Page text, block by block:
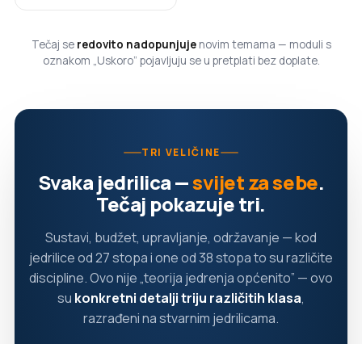
Tečaj se redovito nadopunjujenovim temama — moduli s
oznakom „Uskoro” pojavljuju se u pretplati bez doplate.
TRI VELIČINE
Svaka jedrilica —svijet za sebe.
Tečaj pokazuje tri.
Sustavi, budžet, upravljanje, održavanje — kod
jedrilice od 27 stopa i one od 38 stopa to su različite
discipline. Ovo nije „teorija jedrenja općenito” — ovo
su konkretni detalji triju različitih klasa,
razrađeni na stvarnim jedrilicama.